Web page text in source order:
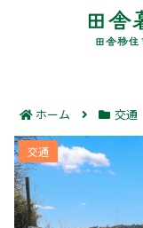
ホーム 交通
無人駅から無人駅
までの
交通